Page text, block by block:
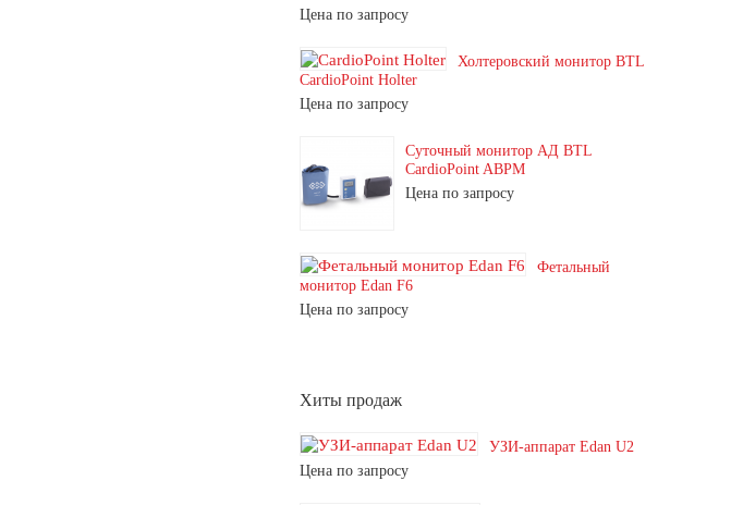
Цена по запросу
Холтеровский монитор BTL
CardioPoint Holter
Цена по запросу
Суточный монитор АД BTL
CardioPoint ABPM
Цена по запросу
Фетальный
монитор Edan F6
Цена по запросу
Хиты продаж
УЗИ-аппарат Edan U2
Цена по запросу